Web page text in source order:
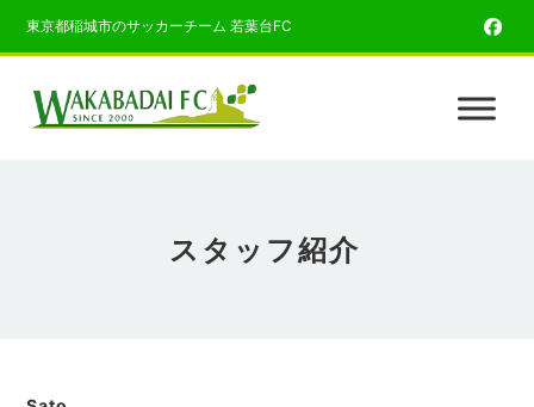
東京都稲城市のサッカーチーム 若葉台FC
スタッフ紹介